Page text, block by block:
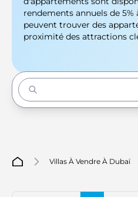
rendements annuels de 5%
peuvent trouver des
proximité des attractions
Villas À Vendre À Dubaï